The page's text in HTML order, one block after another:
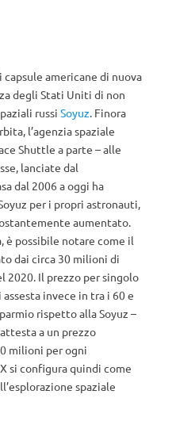
americane di nuova
degli Stati Uniti di non
russi Soyuz. Finora
l’agenzia spaziale
Shuttle a parte – alle
lanciate dal
dal 2006 a oggi ha
per i propri astronauti,
aumentato.
è possibile notare come il
dai circa 30 milioni di
2020. Il prezzo per singolo
assesta invece in tra i 60 e
rispetto alla Soyuz –
a un prezzo
milioni per ogni
si configura quindi come
spaziale